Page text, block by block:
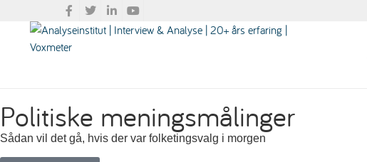
Politiske meningsmålinger
Sådan vil det gå, hvis der var folketingsvalg i morgen